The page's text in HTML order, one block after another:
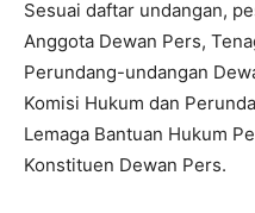
Sesuai daftar undangan,
Anggota Dewan Pers,
Perundang-undangan
Komisi Hukum dan
Lemaga Bantuan Hukum
Konstituen Dewan Pers.